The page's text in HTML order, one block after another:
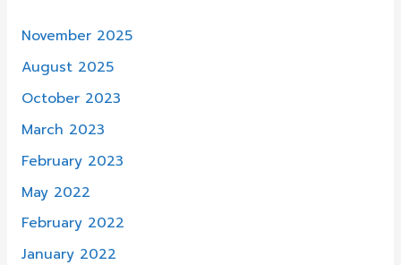
November 2025
August 2025
October 2023
March 2023
February 2023
May 2022
February 2022
January 2022